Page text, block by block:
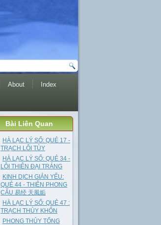
About Index
Bài Liên Quan
HÀ LẠC LÝ SỐ: QUẺ 17 -
TRẠCH LÔI TÙY
HÀ LẠC LÝ SỐ: QUẺ 34 -
LÔI THIÊN ĐẠI TRÁNG
KINH DỊCH GIẢN YẾU:
QUẺ 44 - THIÊN PHONG
CẤU 易经 天風姤
HÀ LẠC LÝ SỐ: QUẺ 47 :
TRẠCH THỦY KHỐN
PHONG THỦY TỔNG